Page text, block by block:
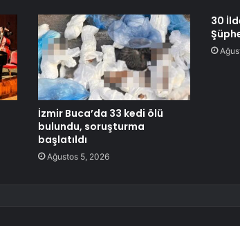
İzmir Buca’da 33 kedi ölü
bulundu, soruşturma
başlatıldı
Ağustos 5, 2026
30